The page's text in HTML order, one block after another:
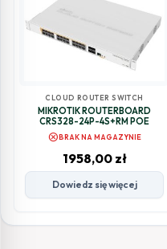
CLOUD ROUTER SWITCH
MIKROTIK ROUTERBOARD
CRS328-24P-4S+RM POE
cancelBRAK NA MAGAZYNIE
1958,00 zł
Dowiedz się więcej